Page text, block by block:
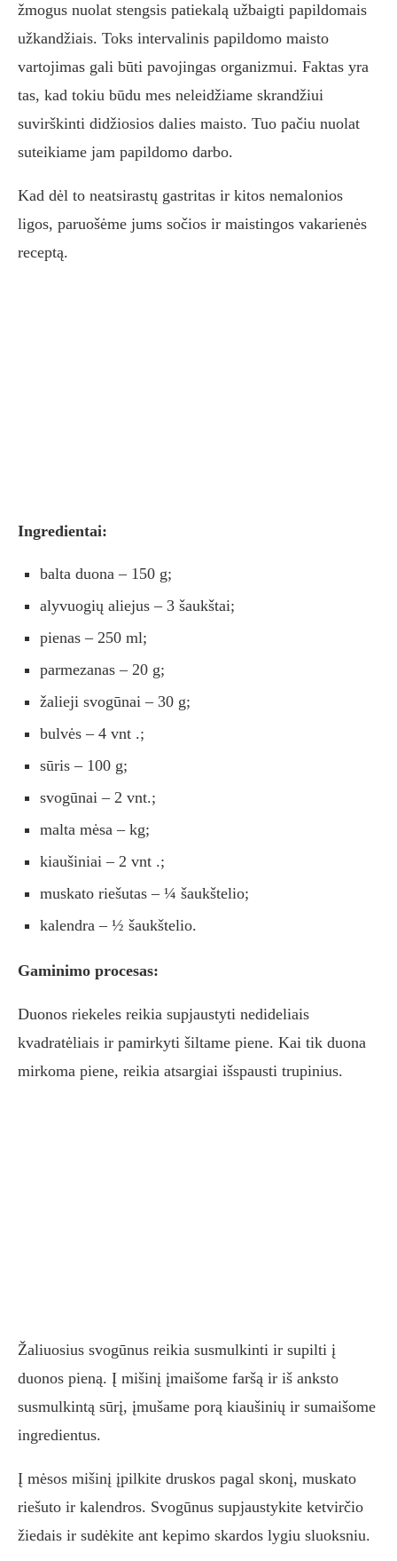
žmogus nuolat stengsis patiekalą užbaigti papildomais
užkandžiais. Toks intervalinis papildomo maisto
vartojimas gali būti pavojingas organizmui. Faktas yra
tas, kad tokiu būdu mes neleidžiame skrandžiui
suvirškinti didžiosios dalies maisto. Tuo pačiu nuolat
suteikiame jam papildomo darbo.
Kad dėl to neatsirastų gastritas ir kitos nemalonios
ligos, paruošėme jums sočios ir maistingos vakarienės
receptą.
Ingredientai:
balta duona – 150 g;
alyvuogių aliejus – 3 šaukštai;
pienas – 250 ml;
parmezanas – 20 g;
žalieji svogūnai – 30 g;
bulvės – 4 vnt .;
sūris – 100 g;
svogūnai – 2 vnt.;
malta mėsa – kg;
kiaušiniai – 2 vnt .;
muskato riešutas – ¼ šaukštelio;
kalendra – ½ šaukštelio.
Gaminimo procesas:
Duonos riekeles reikia supjaustyti nedideliais
kvadratėliais ir pamirkyti šiltame piene. Kai tik duona
mirkoma piene, reikia atsargiai išspausti trupinius.
Žaliuosius svogūnus reikia susmulkinti ir supilti į
duonos pieną. Į mišinį įmaišome faršą ir iš anksto
susmulkintą sūrį, įmušame porą kiaušinių ir sumaišome
ingredientus.
Į mėsos mišinį įpilkite druskos pagal skonį, muskato
riešuto ir kalendros. Svogūnus supjaustykite ketvirčio
žiedais ir sudėkite ant kepimo skardos lygiu sluoksniu.